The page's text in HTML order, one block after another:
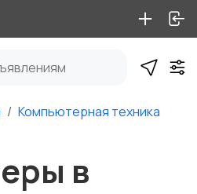
Компьютерная техника
в